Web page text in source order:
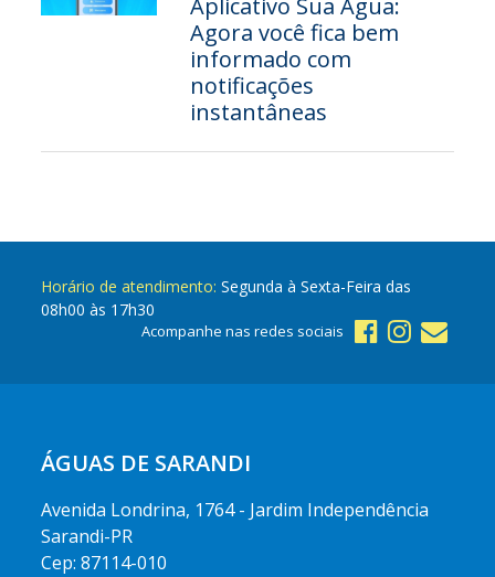
Aplicativo Sua Água:
Agora você fica bem
informado com
notificações
instantâneas
Horário de atendimento: Segunda à Sexta-Feira das
08h00 às 17h30
Acompanhe nas redes sociais
ÁGUAS DE SARANDI
Avenida Londrina, 1764 - Jardim Independência
Sarandi-PR
Cep: 87114-010